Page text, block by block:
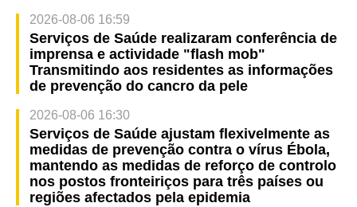
2026-08-06 16:59
Serviços de Saúde realizaram conferência de
imprensa e actividade "flash mob"
Transmitindo aos residentes as informações
de prevenção do cancro da pele
2026-08-06 16:30
Serviços de Saúde ajustam flexivelmente as
medidas de prevenção contra o vírus Ébola,
mantendo as medidas de reforço de controlo
nos postos fronteiriços para três países ou
regiões afectados pela epidemia